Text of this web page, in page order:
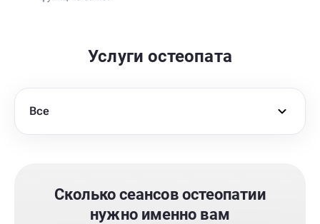
Услуги остеопата
Все
Сколько сеансов остеопатии
нужно именно вам